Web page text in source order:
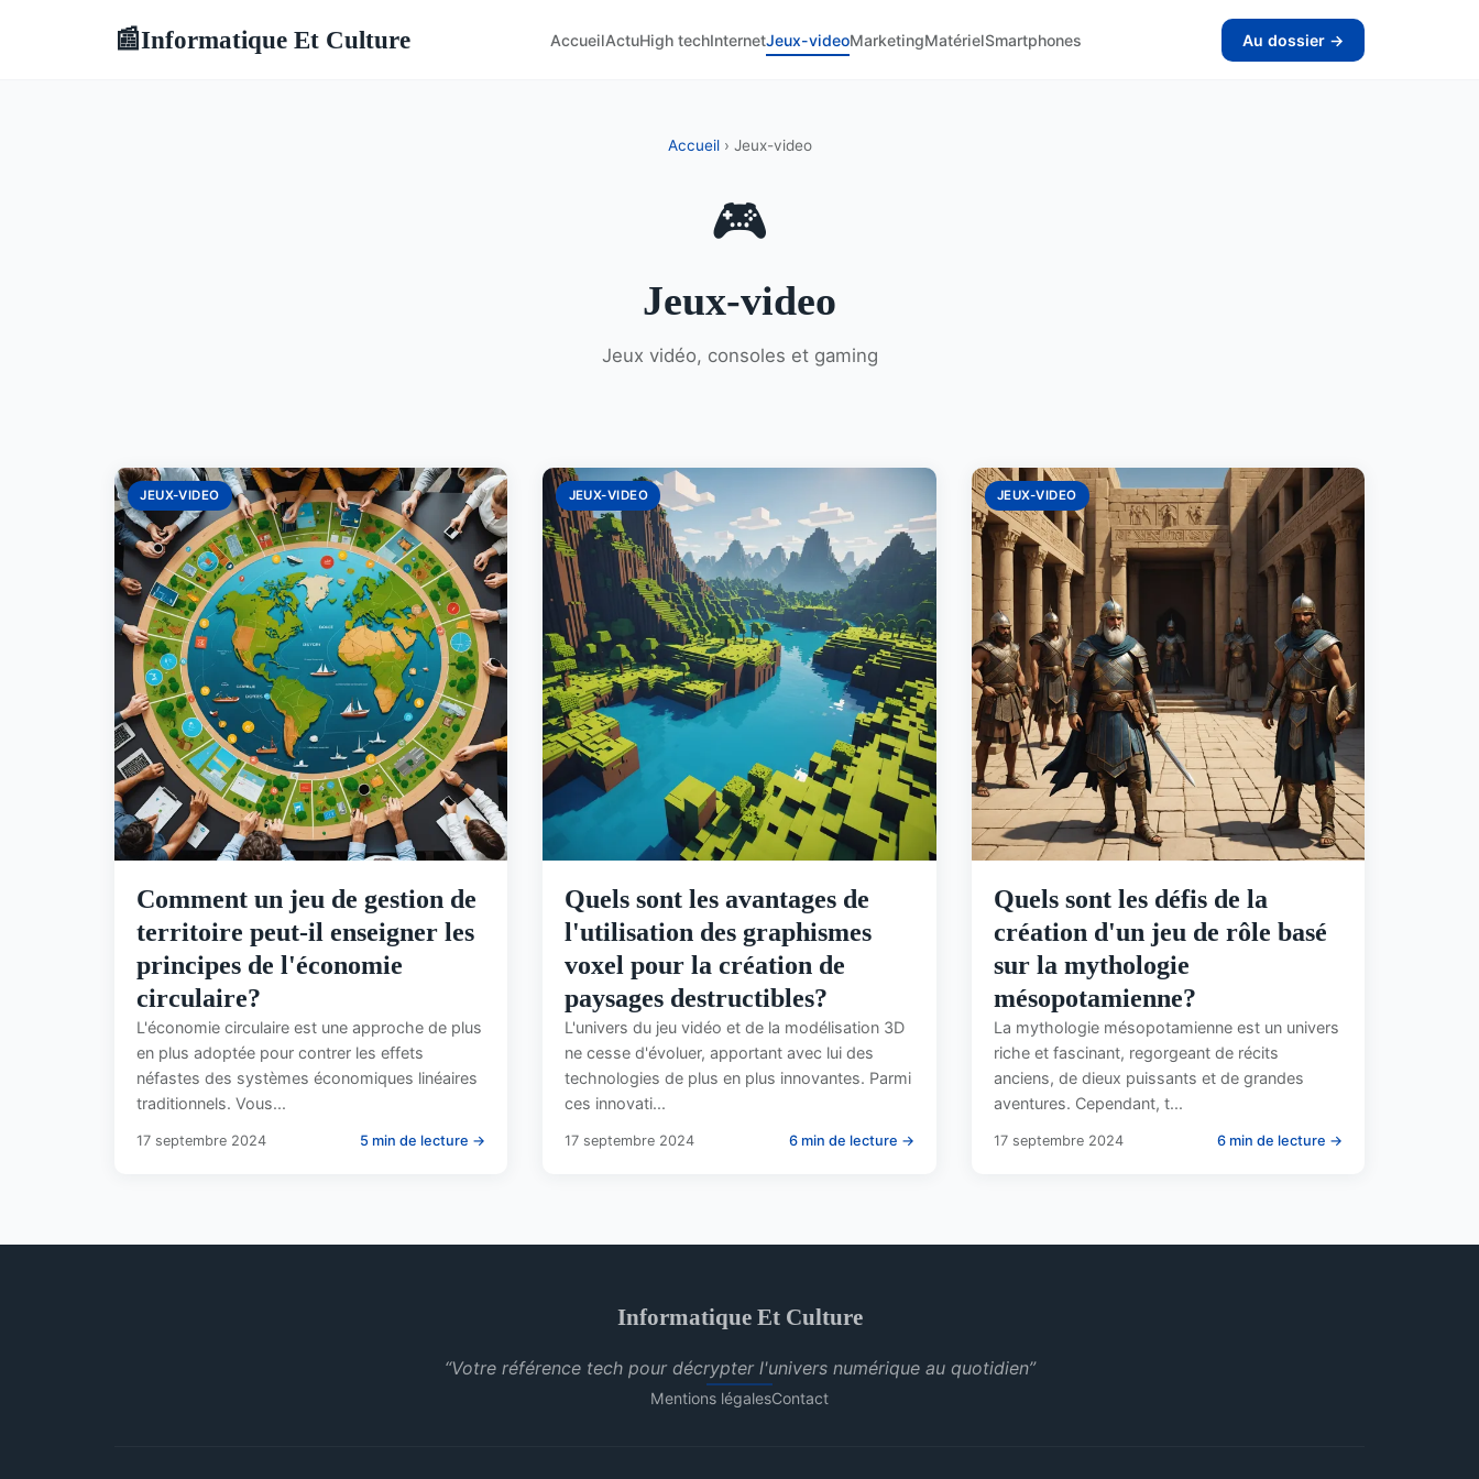
📰Informatique Et Culture AccueilActuHigh techInternetJeux-videoMarketingMatérielSmartphones Au dossier →
Accueil› Jeux-video
🎮
Jeux-video
Jeux vidéo, consoles et gaming
JEUX-VIDEO
Comment un jeu de gestion de
territoire peut-il enseigner les
principes de l'économie
circulaire?
L'économie circulaire est une approche de plus
en plus adoptée pour contrer les effets
néfastes des systèmes économiques linéaires
traditionnels. Vous...
17 septembre 2024 5 min de lecture →
JEUX-VIDEO
Quels sont les avantages de
l'utilisation des graphismes
voxel pour la création de
paysages destructibles?
L'univers du jeu vidéo et de la modélisation 3D
ne cesse d'évoluer, apportant avec lui des
technologies de plus en plus innovantes. Parmi
ces innovati...
17 septembre 2024 6 min de lecture →
JEUX-VIDEO
Quels sont les défis de la
création d'un jeu de rôle basé
sur la mythologie
mésopotamienne?
La mythologie mésopotamienne est un univers
riche et fascinant, regorgeant de récits
anciens, de dieux puissants et de grandes
aventures. Cependant, t...
17 septembre 2024 6 min de lecture →
Informatique Et Culture
“Votre référence tech pour décrypter l'univers numérique au quotidien”
Mentions légalesContact